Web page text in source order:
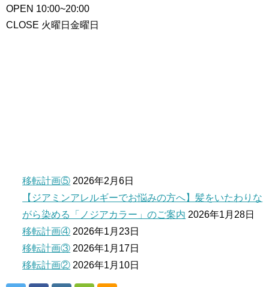
OPEN 10:00~20:00
CLOSE 火曜日金曜日
移転計画⑤ 2026年2月6日
【ジアミンアレルギーでお悩みの方へ】髪をいたわりな
がら染める「ノジアカラー」のご案内 2026年1月28日
移転計画④ 2026年1月23日
移転計画③ 2026年1月17日
移転計画② 2026年1月10日